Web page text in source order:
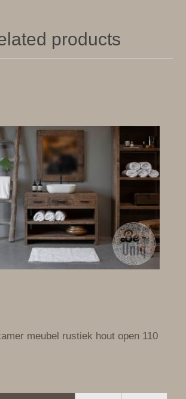
products
meubel rustiek hout open 110